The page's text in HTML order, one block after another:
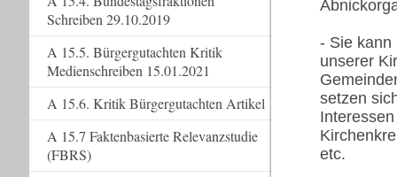
- Sie kann
unserer
setzen
etc.
Schreiben 29.10.2019
A 15.5. Bürgergutachten Kritik
Medienschreiben 15.01.2021
A 15.6. Kritik Bürgergutachten Artikel
A 15.7 Faktenbasierte Relevanzstudie
(FBRS)